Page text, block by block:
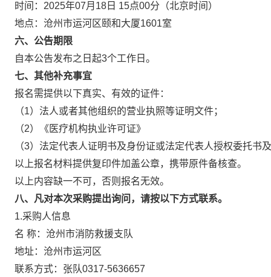
时间：2025年07月18日 15点00分（北京时间）
地点：沧州市运河区颐和大厦1601室
六、公告期限
自本公告发布之日起3个工作日。
七、其他补充事宜
报名需提供以下真实、有效的证件：
（1）法人或者其他组织的营业执照等证明文件；
（2）《医疗机构执业许可证》
（3）法定代表人证明书及身份证或法定代表人授权委托书
以上报名材料提供复印件加盖公章，携带原件备核查。
以上内容缺一不可，否则报名无效。
八、凡对本次采购提出询问，请按以下方式联系。
1.采购人信息
名 称：沧州市消防救援支队
地址：沧州市运河区
联系方式：张队0317-5636657